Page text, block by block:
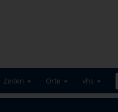
Zeiten Orte vhs